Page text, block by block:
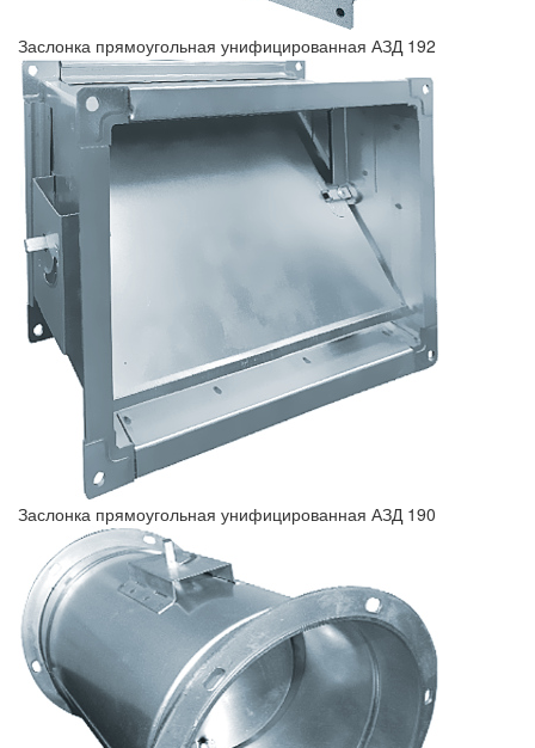
Заслонка прямоугольная унифицированная АЗД 192
Заслонка прямоугольная унифицированная АЗД 190